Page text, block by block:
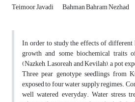
Teimoor Javadi
Bahman Bahram Nezhad
In order to study the effects of different
growth and some biochemical traits
(Nazkeh, Lasoreah and Kevilah), a pot
Three pear genotype seedlings from
exposed to four water supply regimes.
well watered everyday. Water stress